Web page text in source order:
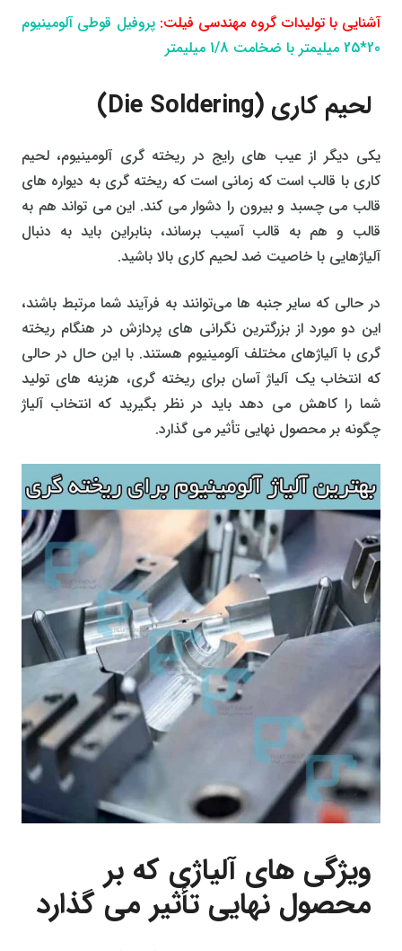
آشنایی با تولیدات گروه مهندسی فیلت: پروفیل قوطی آلومینیوم
20*25 میلیمتر با ضخامت 1/8 میلیمتر
لحیم کاری (Die Soldering)
یکی دیگر از عیب های رایج در ریخته گری آلومینیوم، لحیم
کاری با قالب است که زمانی است که ریخته گری به دیواره های
قالب می چسبد و بیرون را دشوار می کند. این می تواند هم به
قالب و هم به قالب آسیب برساند، بنابراین باید به دنبال
آلیاژهایی با خاصیت ضد لحیم کاری بالا باشید.
در حالی که سایر جنبه ها می‌توانند به فرآیند شما مرتبط باشند،
این دو مورد از بزرگترین نگرانی های پردازش در هنگام ریخته
گری با آلیاژهای مختلف آلومینیوم هستند. با این حال در حالی
که انتخاب یک آلیاژ آسان برای ریخته گری، هزینه های تولید
شما را کاهش می دهد باید در نظر بگیرید که انتخاب آلیاژ
چگونه بر محصول نهایی تأثیر می گذارد.
ویژگی های آلیاژی که بر
محصول نهایی تأثیر می گذارد